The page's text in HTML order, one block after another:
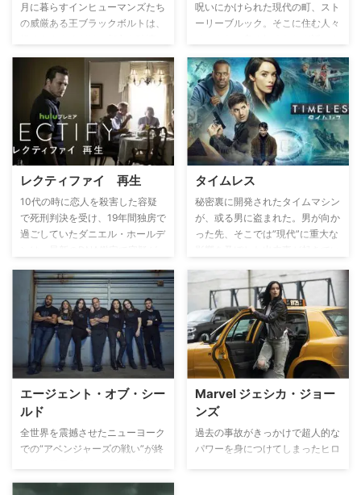
月に暮らすインヒューマンズたち
の威厳ある王ブラックボルトは、
きるほどの力がある声の持ち主。
ある日、クーデターによって月を
追われて散り散りになった彼ら王
族たちは、地球のハワイへと逃れ
る。ハワイの豊かな自然と文化、
そこに暮らす人々との触れ合い
は、ロイヤルファミリーにとって
思いがけないものだった。だが、
これまでの生き方が永遠に失われ
てしまう前に、彼らはなんとして
でも、自分の故郷に戻らなければ
ならない…。
呪いにかけられた現代の町、スト
ーリーブルック。そこに住む人々
ャラクターたち。しかし住人たち
は魔女の強力な呪いにより記憶を
失って暮らしている。各エピソー
ドはストーリーブルックでの出来
事と呪いの前に起こった出来事と
いう二つの視点で進められ、現代
と昔話の世界が交差する世界を描
くダーク・ファンタジー。
レクティファイ 再生
10代の時に恋人を殺害した容疑
で死刑判決を受け、19年間独房で
過ごしていたダニエル・ホールデ
の半分以上を独房で過ごし、心は
まだティーンエイジャーのままの
ダニエルに、久しぶりに再会した
家族もどう接すればよいか戸惑い
を隠せない。さらに、いまだに彼
を疑う町の人々やマスコミの目が
彼を待ち受ける…。
タイムレス
秘密裏に開発されたタイムマシン
が、或る男に盗まれた。男が向か
った先、そこでは”現代”に重大な
は不揃いな3人組：歴史学教授の
ルーシー、軍人のワイアット、タ
イムマシンに精通するルーファ
ス。歴史を変えさせないため、彼
らはタイムマシンの試作機に乗
り、男を追いかける！ 果たし
て、3人は歴史を守ることが出来
るのか…!?そして、男の目的と
は…!?
エージェント・オブ・シー
ルド
全世界を震撼させたニューヨーク
での“アベンジャーズの戦い”が終
強化することを決めた、国際平和
Marvel ジェシカ・ジョー
ンズ
過去の事故がきっかけで超人的な
パワーを身につけてしまったヒロ